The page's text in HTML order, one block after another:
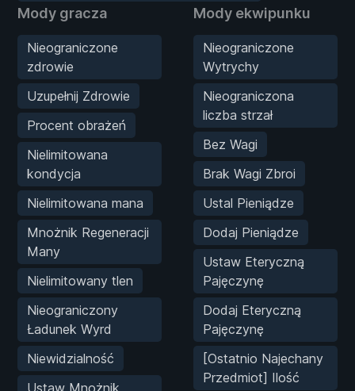
Mody gracza
Nieograniczone
zdrowie
Uzupełnij Zdrowie
Procent obrażeń
Nielimitowana
kondycja
Nielimitowana mana
Mnożnik Regeneracji
Many
Nielimitowany tlen
Nieograniczony
Ładunek Wyrd
Niewidzialność
Ustaw Mnożnik
Mody ekwipunku
Nieograniczone
Wytrychy
Nieograniczona
liczba strzał
Bez Wagi
Brak Wagi Zbroi
Ustal Pieniądze
Dodaj Pieniądze
Ustaw Eteryczną
Pajęczynę
Dodaj Eteryczną
Pajęczynę
[Ostatnio Najechany
Przedmiot] Ilość